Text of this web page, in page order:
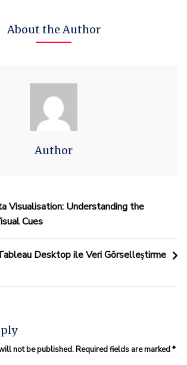
About the Author
Author
Visualisation: Understanding the
Cues
Desktop ile Veri Görselleştirme
not be published.Required fields are marked*